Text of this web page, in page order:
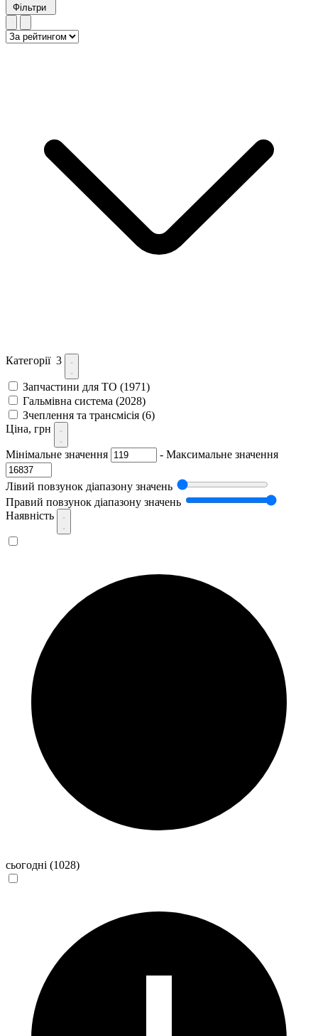
Фільтри
Категорії 3
Запчастини для ТО (1971)
Гальмівна система (2028)
Зчеплення та трансмісія (6)
Ціна, грн
Мінімальне значення - Максимальне значення
Лівий повзунок діапазону значень
Правий повзунок діапазону значень
Наявність
сьогодні (1028)